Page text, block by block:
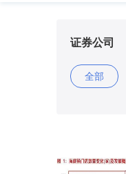
证券公司
全部